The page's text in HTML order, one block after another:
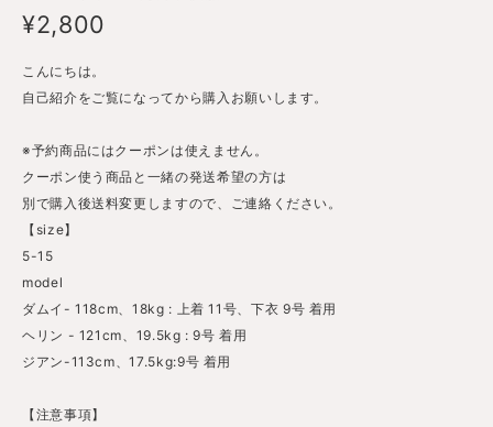
¥2,800
こんにちは。
自己紹介をご覧になってから購入お願いします。
※予約商品にはクーポンは使えません。
クーポン使う商品と一緒の発送希望の方は
別で購入後送料変更しますので、ご連絡ください。
【size】
5-15
model
ダムイ- 118cm、18kg : 上着 11号、下衣 9号 着用
ヘリン - 121cm、19.5kg : 9号 着用
ジアン-113cm、17.5kg:9号 着用
【注意事項】